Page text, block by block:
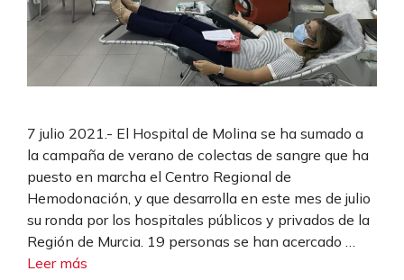
7 julio 2021.- El Hospital de Molina se ha sumado a
la campaña de verano de colectas de sangre que ha
puesto en marcha el Centro Regional de
Hemodonación, y que desarrolla en este mes de julio
su ronda por los hospitales públicos y privados de la
Región de Murcia. 19 personas se han acercado …
Leer más